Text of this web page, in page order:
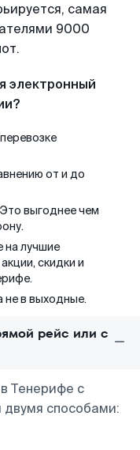
самая
9000
электронный
от и до
выгоднее чем
на лучшие
скидки и
не в выходные.
рейс или с
Тенерифе с
двумя способами: